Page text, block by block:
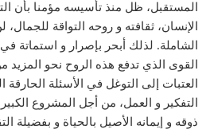
المستقبل، ظل منذ تأسيسه مؤمنا بأن
الإنسان، ثقافته و روحه التواقة
الشاملة. لذلك أبحر بإصرار و استماتة
القوى الذي تدفع هذه الروح نحو المزيد
العتبات إلى التوغل في الأسئلة
التفكير و العمل، من أجل المشروع
ذوقه و إيمانه الأصيل بالحياة و بفضيلة